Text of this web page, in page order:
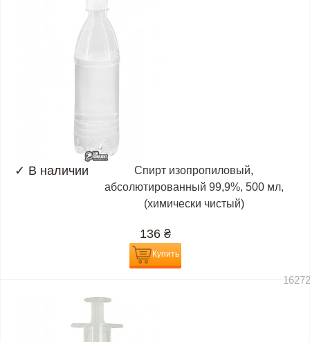
✓ В наличии
Спирт изопропиловый,
абсолютированный 99,9%, 500 мл,
(химически чистый)
136 ₴
Купить